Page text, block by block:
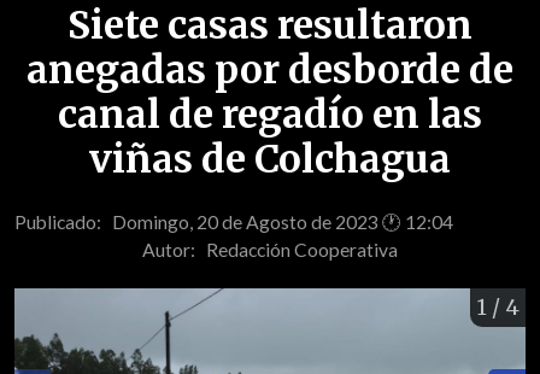
Siete casas resultaron
anegadas por desborde de
canal de regadío en las
viñas de Colchagua
Publicado: Domingo, 20 de Agosto de 2023 🕐 12:04
Autor: Redacción Cooperativa
1 / 4